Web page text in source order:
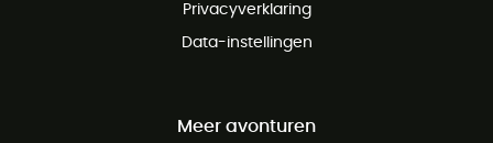
Privacyverklaring
Data-instellingen
Meer avonturen